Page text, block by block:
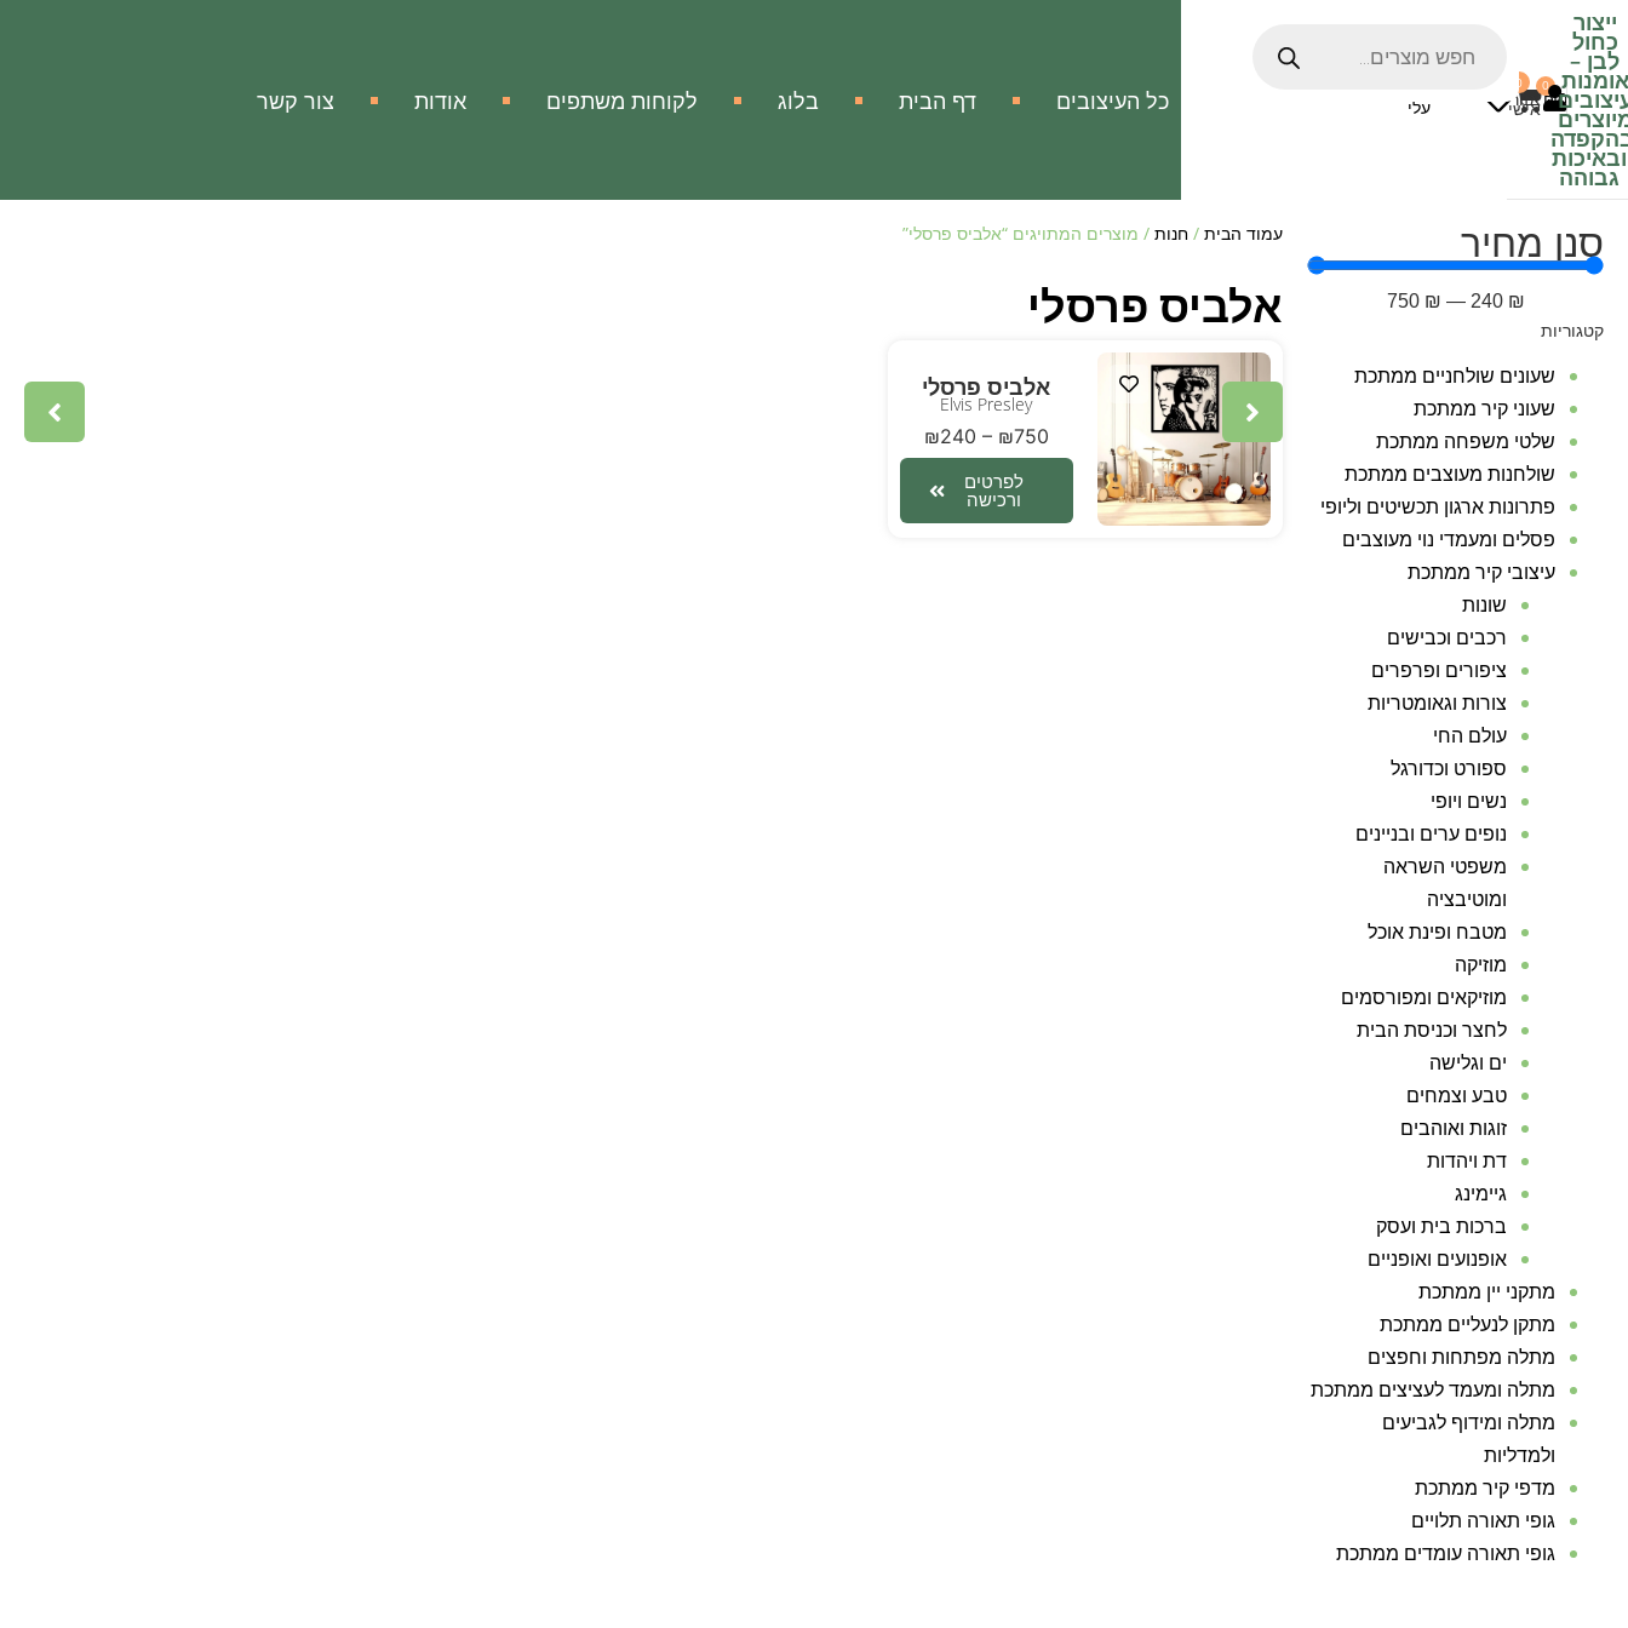
ייצור
כחול
לבן –
אומנות
ובאיכות
גבוהה
₪0
0
עלי
0
אזור
אישי כל העיצובים דף הבית בלוג לקוחות משתפים אודות צור קשר
סנן מחיר
₪
240
—
₪
750
קטגוריות
שעונים שולחניים ממתכת
שעוני קיר ממתכת
שלטי משפחה ממתכת
שולחנות מעוצבים ממתכת
פתרונות ארגון תכשיטים וליופי
פסלים ומעמדי נוי מעוצבים
עיצובי קיר ממתכת
שונות
רכבים וכבישים
ציפורים ופרפרים
צורות וגאומטריות
עולם החי
ספורט וכדורגל
נשים ויופי
נופים ערים ובניינים
משפטי השראה
ומוטיבציה
מטבח ופינת אוכל
מוזיקה
מוזיקאים ומפורסמים
לחצר וכניסת הבית
ים וגלישה
טבע וצמחים
זוגות ואוהבים
דת ויהדות
גיימינג
ברכות בית ועסק
אופנועים ואופניים
מתקני יין ממתכת
מתקן לנעליים ממתכת
מתלה מפתחות וחפצים
מתלה ומעמד לעציצים ממתכת
מתלה ומידוף לגביעים
ולמדליות
מדפי קיר ממתכת
גופי תאורה תלויים
גופי תאורה עומדים ממתכת
עמוד הבית/ חנות/ מוצרים המתויגים “אלביס פרסלי”
אלביס פרסלי
אלביס פרסלי
Elvis Presley
₪240 – ₪750
לפרטים
ורכישה